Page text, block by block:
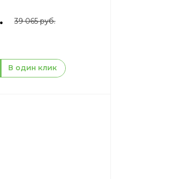
39 065 руб.
В один клик